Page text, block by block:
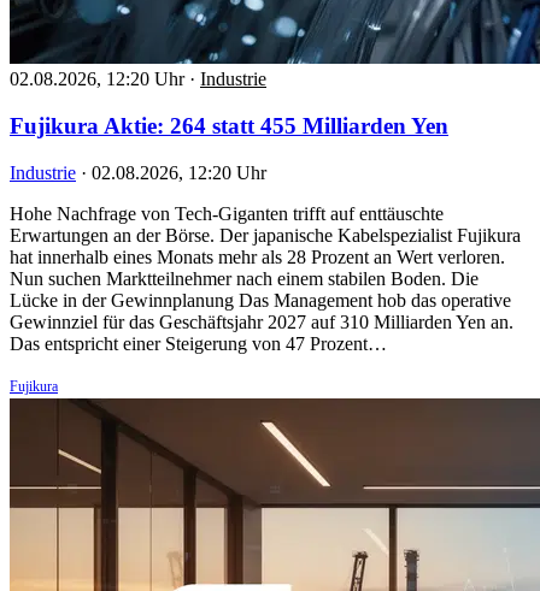
02.08.2026, 12:20 Uhr · Industrie
Fujikura Aktie: 264 statt 455 Milliarden Yen
Industrie · 02.08.2026, 12:20 Uhr
Hohe Nachfrage von Tech-Giganten trifft auf enttäuschte
Erwartungen an der Börse. Der japanische Kabelspezialist Fujikura
hat innerhalb eines Monats mehr als 28 Prozent an Wert verloren.
Nun suchen Marktteilnehmer nach einem stabilen Boden. Die
Lücke in der Gewinnplanung Das Management hob das operative
Gewinnziel für das Geschäftsjahr 2027 auf 310 Milliarden Yen an.
Das entspricht einer Steigerung von 47 Prozent…
Fujikura